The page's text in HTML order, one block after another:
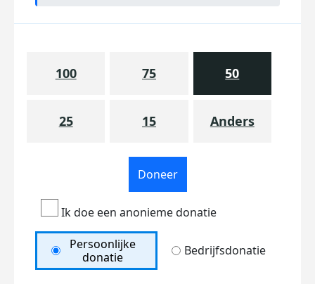
100 75 50
25 15 Anders
Doneer
Ik doe een anonieme donatie
Persoonlijke
donatie
Bedrijfsdonatie